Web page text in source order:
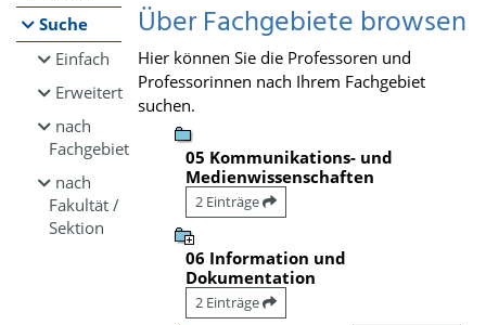
Suche
Einfach
Erweitert
nach
Fachgebiet
nach
Fakultät /
Sektion
Über Fachgebiete browsen
Hier können Sie die Professoren und
Professorinnen nach Ihrem Fachgebiet
suchen.
05 Kommunikations- und
Medienwissenschaften
2 Einträge
06 Information und
Dokumentation
2 Einträge